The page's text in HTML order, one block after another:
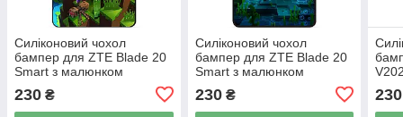
Силіконовий чохол
бампер для ZTE Blade 20
Smart з малюнком
230 ₴
Силіконовий чохол
бампер для ZTE Blade 20
Smart з малюнком
230₴ 230